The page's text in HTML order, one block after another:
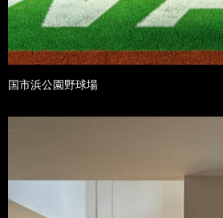
国市浜公園野球場